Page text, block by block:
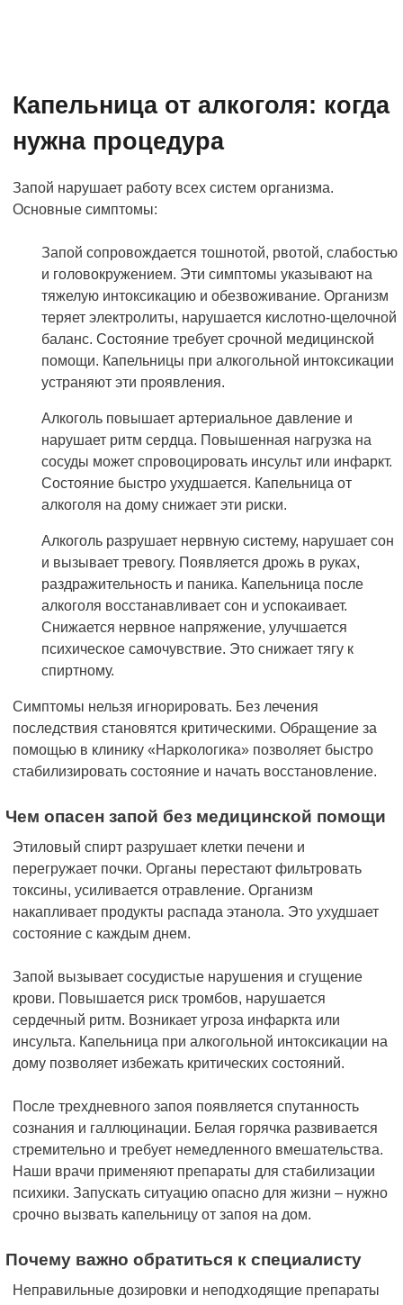
Капельница от алкоголя: когда
нужна процедура
Запой нарушает работу всех систем организма.
Основные симптомы:
Запой сопровождается тошнотой, рвотой, слабостью
и головокружением. Эти симптомы указывают на
тяжелую интоксикацию и обезвоживание. Организм
теряет электролиты, нарушается кислотно-щелочной
баланс. Состояние требует срочной медицинской
помощи. Капельницы при алкогольной интоксикации
устраняют эти проявления.
Алкоголь повышает артериальное давление и
нарушает ритм сердца. Повышенная нагрузка на
сосуды может спровоцировать инсульт или инфаркт.
Состояние быстро ухудшается. Капельница от
алкоголя на дому снижает эти риски.
Алкоголь разрушает нервную систему, нарушает сон
и вызывает тревогу. Появляется дрожь в руках,
раздражительность и паника. Капельница после
алкоголя восстанавливает сон и успокаивает.
Снижается нервное напряжение, улучшается
психическое самочувствие. Это снижает тягу к
спиртному.
Симптомы нельзя игнорировать. Без лечения
последствия становятся критическими. Обращение за
помощью в клинику «Наркологика» позволяет быстро
стабилизировать состояние и начать восстановление.
Чем опасен запой без медицинской помощи
Этиловый спирт разрушает клетки печени и
перегружает почки. Органы перестают фильтровать
токсины, усиливается отравление. Организм
накапливает продукты распада этанола. Это ухудшает
состояние с каждым днем.
Запой вызывает сосудистые нарушения и сгущение
крови. Повышается риск тромбов, нарушается
сердечный ритм. Возникает угроза инфаркта или
инсульта. Капельница при алкогольной интоксикации на
дому позволяет избежать критических состояний.
После трехдневного запоя появляется спутанность
сознания и галлюцинации. Белая горячка развивается
стремительно и требует немедленного вмешательства.
Наши врачи применяют препараты для стабилизации
психики. Запускать ситуацию опасно для жизни – нужно
срочно вызвать капельницу от запоя на дом.
Почему важно обратиться к специалисту
Неправильные дозировки и неподходящие препараты